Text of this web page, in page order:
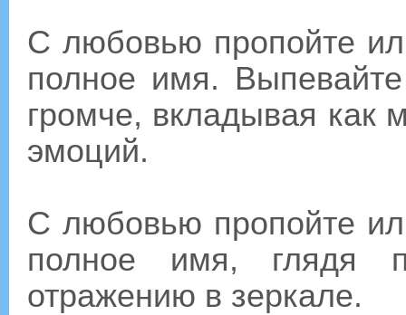
С любовью пропойте
полное имя.
громче, вкладывая как
эмоций.
С любовью пропойте
полное имя, глядя
отражению в зеркале.